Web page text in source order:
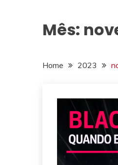
Mês:
Home 2023